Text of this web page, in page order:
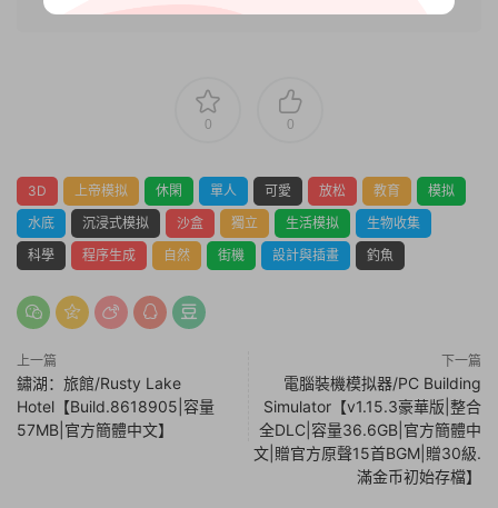
0 0
3D 上帝模拟 休閑 單人 可愛 放松 教育
模拟
水底
沉浸式模拟 沙盒 獨立 生活模拟
生物收集
科學
程序生成 自然 街機 設計與插畫 釣魚
上一篇
鏽湖：旅館/Rusty Lake
Hotel【Build.8618905|容量
57MB|官方簡體中文】
下一篇
電腦裝機模拟器/PC Building
Simulator【v1.15.3豪華版|整合
全DLC|容量36.6GB|官方簡體中
文|贈官方原聲15首BGM|贈30級.
滿金币初始存檔】